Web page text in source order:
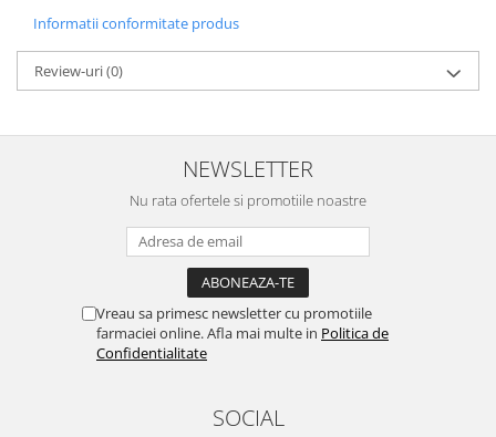
Informatii conformitate produs
Review-uri(0)
NEWSLETTER
Nu rata ofertele si promotiile noastre
Vreau sa primesc newsletter cu promotiile
farmaciei online. Afla mai multe in Politica de
Confidentialitate
SOCIAL